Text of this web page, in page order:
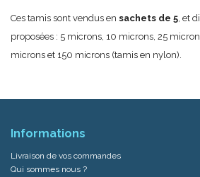
Ces tamis sont vendus en sachets de 5, et
proposées : 5 microns, 10 microns, 25
microns et 150 microns (tamis en nylon).
Informations
Livraison de vos commandes
Qui sommes nous ?